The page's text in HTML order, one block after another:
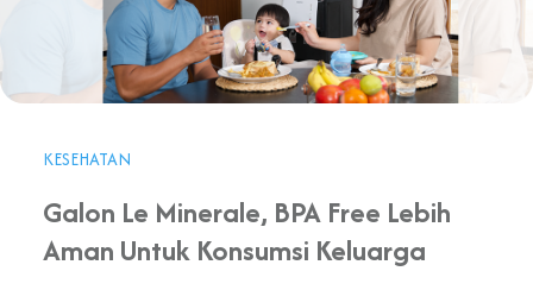
KESEHATAN
Galon Le Minerale, BPA Free Lebih
Aman Untuk Konsumsi Keluarga